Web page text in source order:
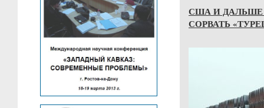
США И ДАЛЬШЕ
СОРВАТЬ